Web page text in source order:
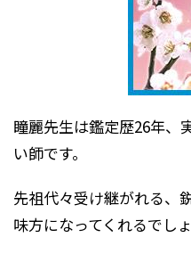
瞳麗先生は鑑定歴26年、
い師です。
先祖代々受け継がれる、
味方になってくれるでしょ